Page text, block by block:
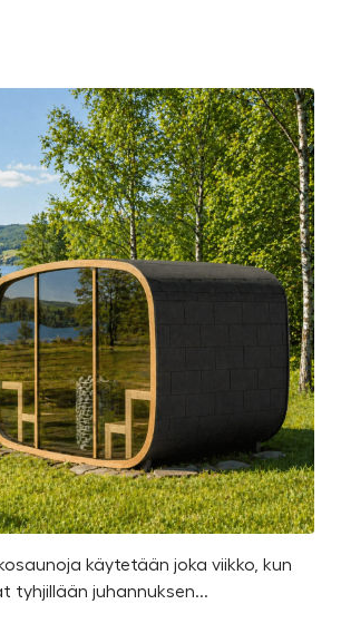
käytetään joka viikko, kun
tyhjillään juhannuksen...